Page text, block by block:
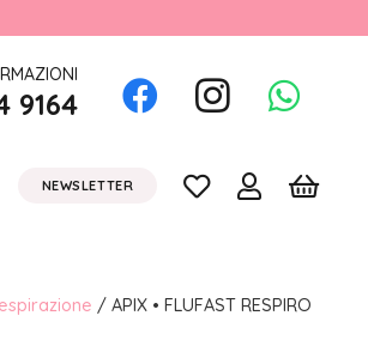
9164
NEWSLETTER
/ APIX • FLUFAST RESPIRO